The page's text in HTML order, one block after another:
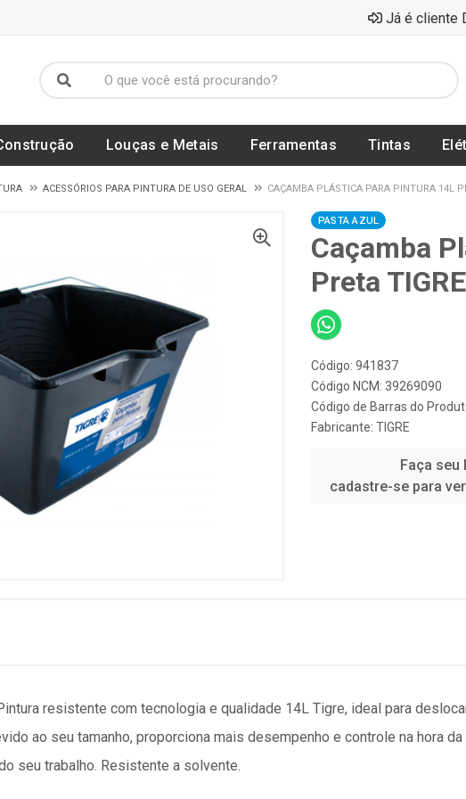
Já é cliente
Louças e Metais Ferramentas Tintas
ACESSÓRIOS PARA PINTURA DE USO GERAL CAÇAMBA PLÁSTICA PARA PINTURA 14L
PASTA AZUL
Caçamba
Preta
Código: 941837
Código NCM: 39269090
Código de Barras do
Fabricante: TIGRE
Faça seu
cadastre-se para
resistente com tecnologia e qualidade 14L Tigre, ideal para
ao seu tamanho, proporciona mais desempenho e controle na hora
seu trabalho. Resistente a solvente.